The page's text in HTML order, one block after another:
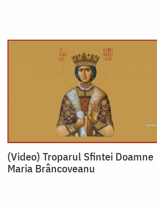
(Video) Troparul Sfintei Doamne
Maria Brâncoveanu